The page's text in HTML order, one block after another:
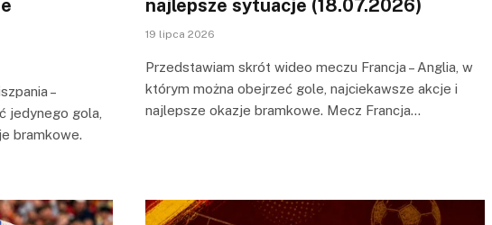
–
jedynego gola,
bramkowe.
najlepsze sytuacje (18.07.2026)
19 lipca 2026
Przedstawiam skrót wideo meczu Francja – Anglia, w
którym można obejrzeć gole, najciekawsze akcje i
najlepsze okazje bramkowe. Mecz Francja…